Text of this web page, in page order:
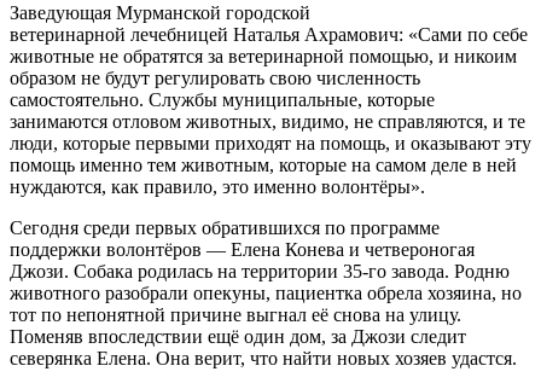
Заведующая Мурманской городской
ветеринарной лечебницей Наталья Ахрамович: «Сами по себе
животные не обратятся за ветеринарной помощью, и никоим
образом не будут регулировать свою численность
самостоятельно. Службы муниципальные, которые
занимаются отловом животных, видимо, не справляются, и те
люди, которые первыми приходят на помощь, и оказывают эту
помощь именно тем животным, которые на самом деле в ней
нуждаются, как правило, это именно волонтёры».
Сегодня среди первых обратившихся по программе
поддержки волонтёров — Елена Конева и четвероногая
Джози. Собака родилась на территории 35-го завода. Родню
животного разобрали опекуны, пациентка обрела хозяина, но
тот по непонятной причине выгнал её снова на улицу.
Поменяв впоследствии ещё один дом, за Джози следит
северянка Елена. Она верит, что найти новых хозяев удастся.